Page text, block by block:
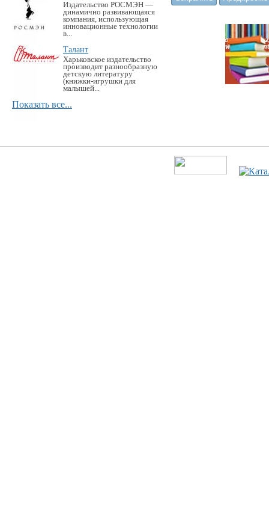
Издательство РОСМЭН —
динамично развивающаяся
компания, использующая
инновационные технологии
в...
Талант
Харьковское издательство
производит разнообразную
детскую литературу
(книжки-игрушки для
малышей...
Показать все...